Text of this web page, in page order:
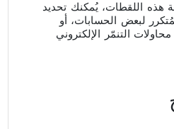
هذه اللقطات، يُمكنك تحديد
لبعض الحسابات، أو
محاولات التنمّر الإلكتروني